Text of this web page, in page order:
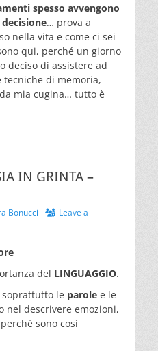
spesso avvengono
… prova a
nella vita e come ci sei
qui, perché un giorno
deciso di assistere ad
di memoria,
mia cugina… tutto è
IN GRINTA –
Bonucci
Leave a
del LINGUAGGIO.
soprattutto le parole e le
nel descrivere emozioni,
sono così